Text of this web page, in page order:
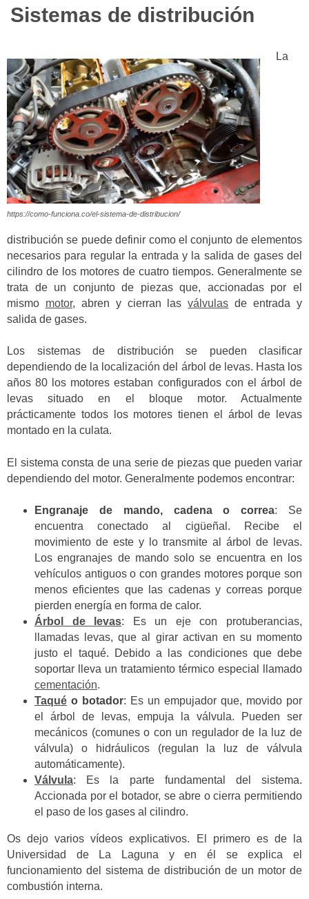
Sistemas de distribución
https://como-funciona.co/el-sistema-de-distribucion/
La
distribución se puede definir como el conjunto de elementos
necesarios para regular la entrada y la salida de gases del
cilindro de los motores de cuatro tiempos. Generalmente se
trata de un conjunto de piezas que, accionadas por el
mismo motor, abren y cierran lasválvulas de entrada y
salida de gases.
Los sistemas de distribución se pueden clasificar
dependiendo de la localización del árbol de levas. Hasta los
años 80 los motores estaban configurados con el árbol de
levas situado en el bloque motor. Actualmente
prácticamente todos los motores tienen el árbol de levas
montado en la culata.
El sistema consta de una serie de piezas que pueden variar
dependiendo del motor. Generalmente podemos encontrar:
Engranaje de mando, cadena o correa: Se
encuentra conectado al cigüeñal. Recibe el
movimiento de este y lo transmite al árbol de levas.
Los engranajes de mando solo se encuentra en los
vehículos antiguos o con grandes motores porque son
menos eficientes que las cadenas y correas porque
pierden energía en forma de calor.
Árbol de levas: Es un eje con protuberancias,
llamadas levas, que al girar activan en su momento
justo el taqué. Debido a las condiciones que debe
soportar lleva un tratamiento térmico especial llamado
cementación.
Taqué o botador: Es un empujador que, movido por
el árbol de levas, empuja la válvula. Pueden ser
mecánicos (comunes o con un regulador de la luz de
válvula) o hidráulicos (regulan la luz de válvula
automáticamente).
Válvula: Es la parte fundamental del sistema.
Accionada por el botador, se abre o cierra permitiendo
el paso de los gases al cilindro.
Os dejo varios vídeos explicativos. El primero es de la
Universidad de La Laguna y en él se explica el
funcionamiento del sistema de distribución de un motor de
combustión interna.